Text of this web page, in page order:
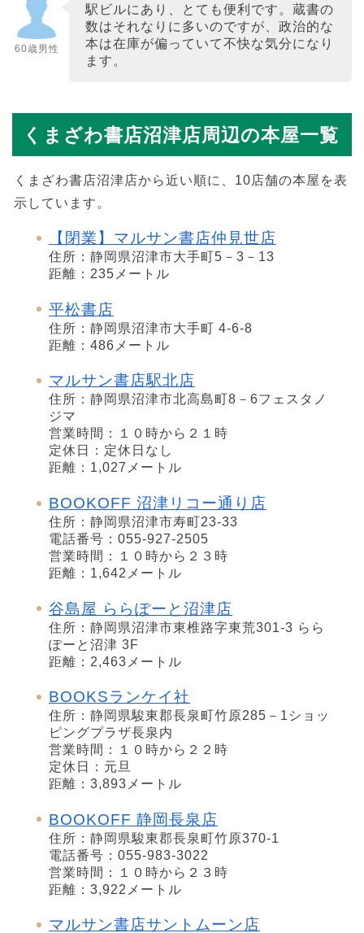
60歳男性
駅ビルにあり、とても便利です。蔵書の
数はそれなりに多いのですが、政治的な
本は在庫が偏っていて不快な気分になり
ます。
くまざわ書店沼津店周辺の本屋一覧
くまざわ書店沼津店から近い順に、10店舗の本屋を表
示しています。
【閉業】マルサン書店仲見世店
住所：静岡県沼津市大手町5－3－13
距離：235メートル
平松書店
住所：静岡県沼津市大手町 4-6-8
距離：486メートル
マルサン書店駅北店
住所：静岡県沼津市北高島町8－6フェスタノ
ジマ
営業時間：１０時から２１時
定休日：定休日なし
距離：1,027メートル
BOOKOFF 沼津リコー通り店
住所：静岡県沼津市寿町23-33
電話番号：055-927-2505
営業時間：１０時から２３時
距離：1,642メートル
谷島屋 ららぽーと沼津店
住所：静岡県沼津市東椎路字東荒301-3 らら
ぽーと沼津 3F
距離：2,463メートル
BOOKSランケイ社
住所：静岡県駿東郡長泉町竹原285－1ショッ
ピングプラザ長泉内
営業時間：１０時から２２時
定休日：元旦
距離：3,893メートル
BOOKOFF 静岡長泉店
住所：静岡県駿東郡長泉町竹原370-1
電話番号：055-983-3022
営業時間：１０時から２３時
距離：3,922メートル
マルサン書店サントムーン店